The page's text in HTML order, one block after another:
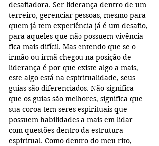
desafiadora. Ser liderança dentro de um
terreiro, gerenciar pessoas, mesmo para
quem já tem experiência já é um desafio,
para aqueles que não possuem vivência
fica mais difícil. Mas entendo que se o
irmão ou irmã chegou na posição de
liderança é por que existe algo a mais,
este algo está na espiritualidade, seus
guias são diferenciados. Não significa
que os guias são melhores, significa que
sua coroa tem seres espirituais que
possuem habilidades a mais em lidar
com questões dentro da estrutura
espiritual. Como dentro do meu rito,